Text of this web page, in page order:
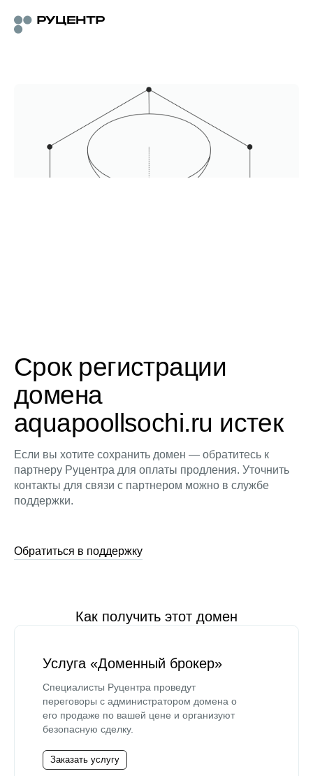
Срок регистрации
домена
aquapoollsochi.ru истек
Если вы хотите сохранить домен — обратитесь к
партнеру Руцентра для оплаты продления. Уточнить
контакты для связи с партнером можно в службе
поддержки.
Обратиться в поддержку
Как получить этот домен
Услуга «Доменный брокер»
Специалисты Руцентра проведут
переговоры с администратором домена о
его продаже по вашей цене и организуют
безопасную сделку.
Заказать услугу